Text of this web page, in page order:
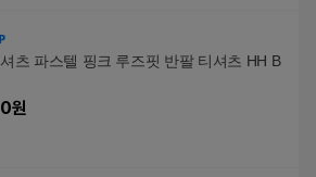
츠 파스텔 핑크 루즈핏 반팔 티셔츠 HH B
원